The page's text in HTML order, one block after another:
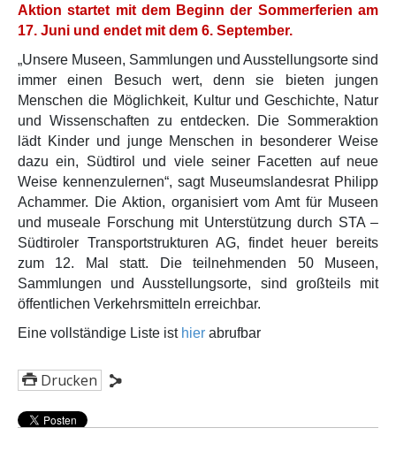
Aktion startet mit dem Beginn der Sommerferien am
17. Juni und endet mit dem 6. September.
„Unsere Museen, Sammlungen und Ausstellungsorte sind
immer einen Besuch wert, denn sie bieten jungen
Menschen die Möglichkeit, Kultur und Geschichte, Natur
und Wissenschaften zu entdecken. Die Sommeraktion
lädt Kinder und junge Menschen in besonderer Weise
dazu ein, Südtirol und viele seiner Facetten auf neue
Weise kennenzulernen“, sagt Museumslandesrat Philipp
Achammer. Die Aktion, organisiert vom Amt für Museen
und museale Forschung mit Unterstützung durch STA –
Südtiroler Transportstrukturen AG, findet heuer bereits
zum 12. Mal statt. Die teilnehmenden 50 Museen,
Sammlungen und Ausstellungsorte, sind großteils mit
öffentlichen Verkehrsmitteln erreichbar.
Eine vollständige Liste ist hier abrufbar
Drucken